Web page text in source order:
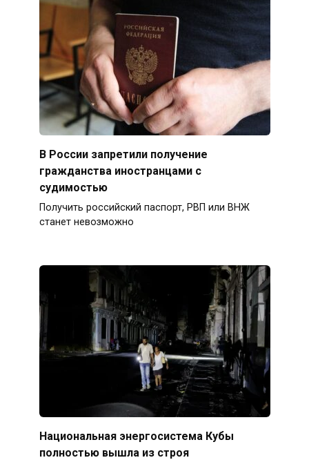
В России запретили получение
гражданства иностранцами с
судимостью
Получить российский паспорт, РВП или ВНЖ
станет невозможно
Национальная энергосистема Кубы
полностью вышла из строя